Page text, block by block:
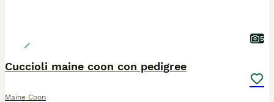
5
Cuccioli maine coon con pedigree
Maine Coon